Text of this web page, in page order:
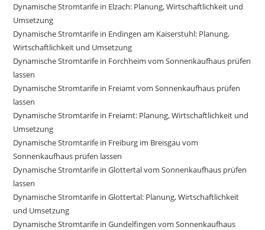
Dynamische Stromtarife in Elzach: Planung, Wirtschaftlichkeit und
Umsetzung
Dynamische Stromtarife in Endingen am Kaiserstuhl: Planung,
Wirtschaftlichkeit und Umsetzung
Dynamische Stromtarife in Forchheim vom Sonnenkaufhaus prüfen
lassen
Dynamische Stromtarife in Freiamt vom Sonnenkaufhaus prüfen
lassen
Dynamische Stromtarife in Freiamt: Planung, Wirtschaftlichkeit und
Umsetzung
Dynamische Stromtarife in Freiburg im Breisgau vom
Sonnenkaufhaus prüfen lassen
Dynamische Stromtarife in Glottertal vom Sonnenkaufhaus prüfen
lassen
Dynamische Stromtarife in Glottertal: Planung, Wirtschaftlichkeit
und Umsetzung
Dynamische Stromtarife in Gundelfingen vom Sonnenkaufhaus